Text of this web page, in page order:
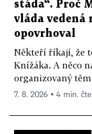
stáda“. Proč
vláda vedená
opovrhoval
Někteří říkají, že
Knížáka. A něco
organizovaný
7. 8. 2026 ▪ 4 min.